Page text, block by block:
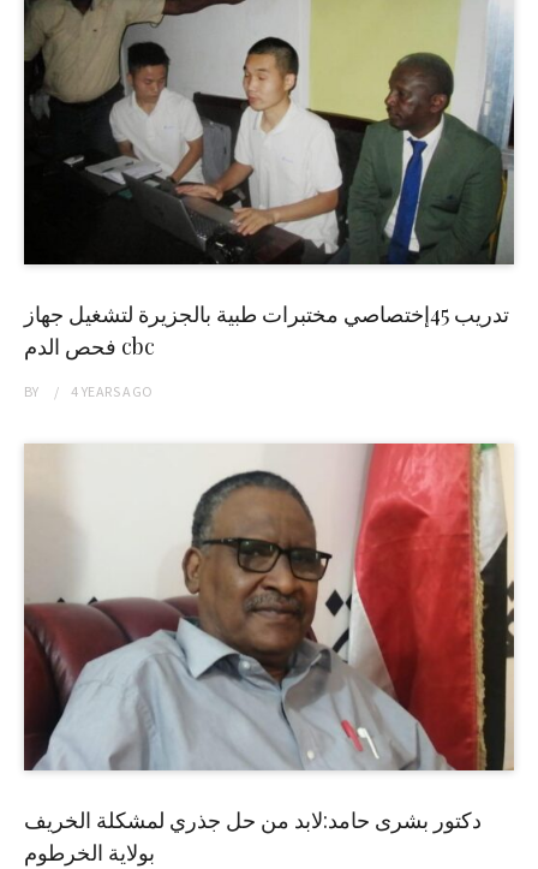
تدريب 45إختصاصي مختبرات طبية بالجزيرة لتشغيل جهاز
فحص الدم cbc
BY 4 YEARSAGO
دكتور بشرى حامد:لابد من حل جذري لمشكلة الخريف
بولاية الخرطوم